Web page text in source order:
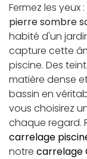
Fermez les
pierre sombre
habité d'un
capture cette
piscine. Des
matière dense
bassin en
vous choisirez
chaque regard.
carrelage
notre carrelage